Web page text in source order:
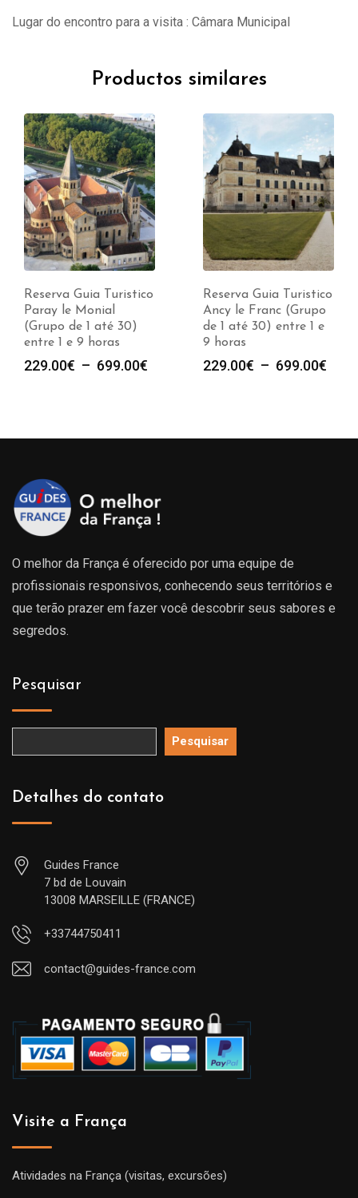
Lugar do encontro para a visita : Câmara Municipal
Productos similares
Reserva Guia Turistico
Paray le Monial
(Grupo de 1 até 30)
entre 1 e 9 horas
229.00€ – 699.00€
à
Reserva Guia Turistico
Ancy le Franc (Grupo
de 1 até 30) entre 1 e
9 horas
229.00€ – 699.00€
à
O melhor da França é oferecido por uma equipe de
profissionais responsivos, conhecendo seus territórios e
que terão prazer em fazer você descobrir seus sabores e
segredos.
Pesquisar
Pesquisar
Detalhes do contato
Guides France
7 bd de Louvain
13008 MARSEILLE (FRANCE)
+33744750411
contact@guides-france.com
Visite a França
Atividades na França (visitas, excursões)